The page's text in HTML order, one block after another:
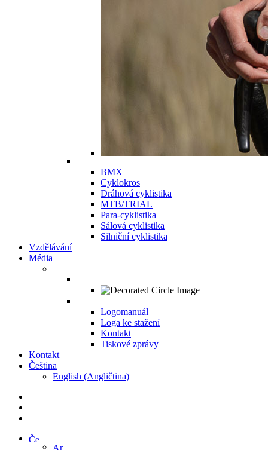
BMX
Cyklokros
Dráhová cyklistika
MTB/TRIAL
Para-cyklistika
Sálová cyklistika
Silniční cyklistika
Vzdělávání
Média
Logomanuál
Loga ke stažení
Kontakt
Tiskové zprávy
Kontakt
Čeština
English (Angličtina)